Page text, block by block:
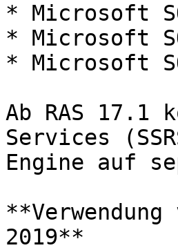
* Microsoft
* Microsoft
* Microsoft
Ab RAS 17.1
Services
Engine auf
2019**